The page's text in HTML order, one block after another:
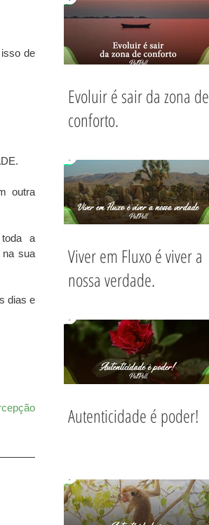
de
outra
a
sua
dias e
Evoluir é sair da zona de
conforto.
Viver em Fluxo é viver a
nossa verdade.
Autenticidade é poder!